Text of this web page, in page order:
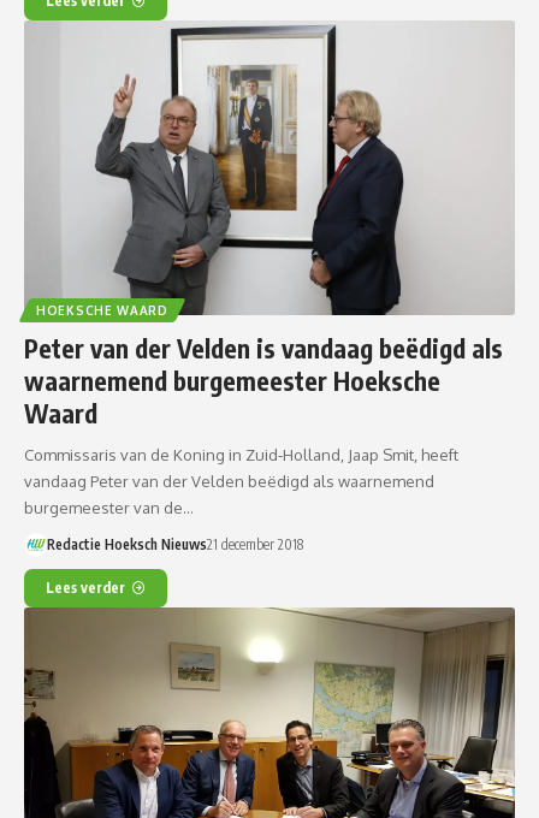
HOEKSCHE WAARD
Peter van der Velden is vandaag beëdigd als
waarnemend burgemeester Hoeksche
Waard
Commissaris van de Koning in Zuid-Holland, Jaap Smit, heeft
vandaag Peter van der Velden beëdigd als waarnemend
burgemeester van de…
Redactie Hoeksch Nieuws21 december 2018
Lees verder